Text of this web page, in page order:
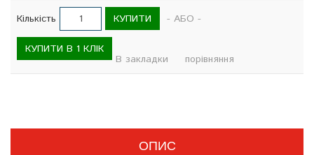
Кількість КУПИТИ - АБО -
КУПИТИ В 1 КЛІК
В закладки порівняння
ОПИС